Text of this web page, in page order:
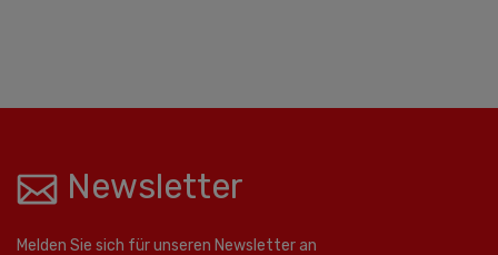
Newsletter
Melden Sie sich für unseren Newsletter an